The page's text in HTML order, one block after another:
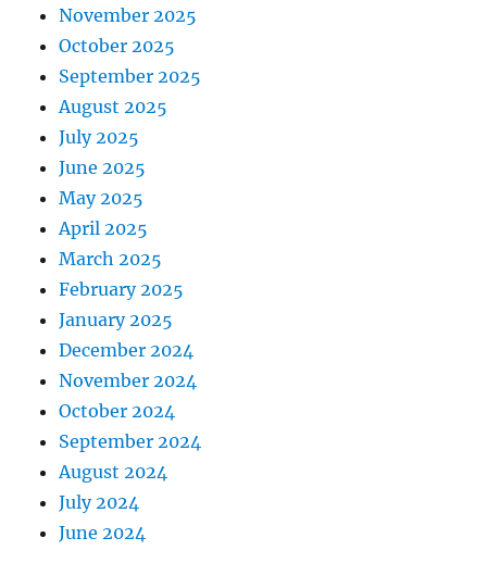
November 2025
October 2025
September 2025
August 2025
July 2025
June 2025
May 2025
April 2025
March 2025
February 2025
January 2025
December 2024
November 2024
October 2024
September 2024
August 2024
July 2024
June 2024